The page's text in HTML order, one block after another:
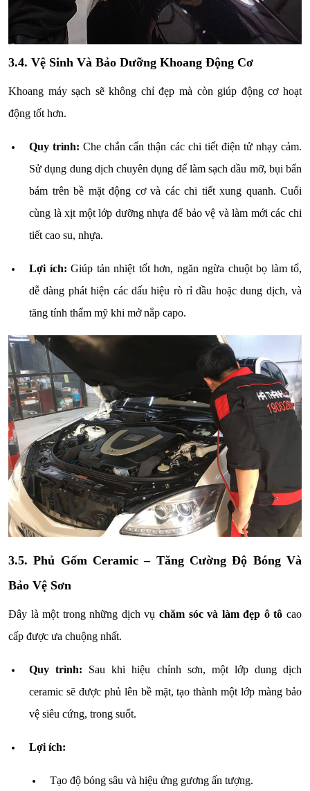
3.4. Vệ Sinh Và Bảo Dưỡng Khoang Động Cơ
Khoang máy sạch sẽ không chỉ đẹp mà còn giúp động cơ hoạt
động tốt hơn.
Quy trình: Che chắn cẩn thận các chi tiết điện tử nhạy cảm.
Sử dụng dung dịch chuyên dụng để làm sạch dầu mỡ, bụi bẩn
bám trên bề mặt động cơ và các chi tiết xung quanh. Cuối
cùng là xịt một lớp dưỡng nhựa để bảo vệ và làm mới các chi
tiết cao su, nhựa.
Lợi ích: Giúp tản nhiệt tốt hơn, ngăn ngừa chuột bọ làm tổ,
dễ dàng phát hiện các dấu hiệu rò rỉ dầu hoặc dung dịch, và
tăng tính thẩm mỹ khi mở nắp capo.
3.5. Phủ Gốm Ceramic – Tăng Cường Độ Bóng Và
Bảo Vệ Sơn
Đây là một trong những dịch vụ chăm sóc và làm đẹp ô tô cao
cấp được ưa chuộng nhất.
Quy trình: Sau khi hiệu chỉnh sơn, một lớp dung dịch
ceramic sẽ được phủ lên bề mặt, tạo thành một lớp màng bảo
vệ siêu cứng, trong suốt.
Lợi ích:
Tạo độ bóng sâu và hiệu ứng gương ấn tượng.